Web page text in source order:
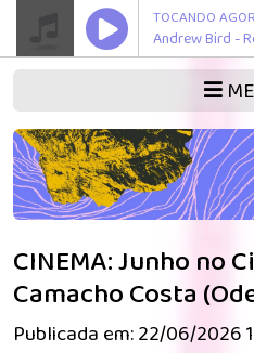
TOCANDO
Andrew Bird -
CINEMA: Junho no
Camacho Costa
Publicada em: 22/06/2026